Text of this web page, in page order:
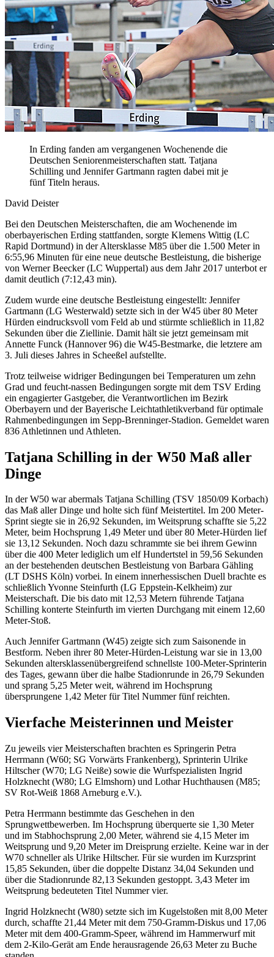
In Erding fanden am vergangenen Wochenende die
Deutschen Seniorenmeisterschaften statt. Tatjana
Schilling und Jennifer Gartmann ragten dabei mit je
fünf Titeln heraus.
David Deister
Bei den Deutschen Meisterschaften, die am Wochenende im
oberbayerischen Erding stattfanden, sorgte Klemens Wittig (LC
Rapid Dortmund) in der Altersklasse M85 über die 1.500 Meter in
6:55,96 Minuten für eine neue deutsche Bestleistung, die bisherige
von Werner Beecker (LC Wuppertal) aus dem Jahr 2017 unterbot er
damit deutlich (7:12,43 min).
Zudem wurde eine deutsche Bestleistung eingestellt: Jennifer
Gartmann (LG Westerwald) setzte sich in der W45 über 80 Meter
Hürden eindrucksvoll vom Feld ab und stürmte schließlich in 11,82
Sekunden über die Ziellinie. Damit hält sie jetzt gemeinsam mit
Annette Funck (Hannover 96) die W45-Bestmarke, die letztere am
3. Juli dieses Jahres in Scheeßel aufstellte.
Trotz teilweise widriger Bedingungen bei Temperaturen um zehn
Grad und feucht-nassen Bedingungen sorgte mit dem TSV Erding
ein engagierter Gastgeber, die Verantwortlichen im Bezirk
Oberbayern und der Bayerische Leichtathletikverband für optimale
Rahmenbedingungen im Sepp-Brenninger-Stadion. Gemeldet waren
836 Athletinnen und Athleten.
Tatjana Schilling in der W50 Maß aller
Dinge
In der W50 war abermals Tatjana Schilling (TSV 1850/09 Korbach)
das Maß aller Dinge und holte sich fünf Meistertitel. Im 200 Meter-
Sprint siegte sie in 26,92 Sekunden, im Weitsprung schaffte sie 5,22
Meter, beim Hochsprung 1,49 Meter und über 80 Meter-Hürden lief
sie 13,12 Sekunden. Noch dazu schrammte sie bei ihrem Gewinn
über die 400 Meter lediglich um elf Hundertstel in 59,56 Sekunden
an der bestehenden deutschen Bestleistung von Barbara Gähling
(LT DSHS Köln) vorbei. In einem innerhessischen Duell brachte es
schließlich Yvonne Steinfurth (LG Eppstein-Kelkheim) zur
Meisterschaft. Die bis dato mit 12,53 Metern führende Tatjana
Schilling konterte Steinfurth im vierten Durchgang mit einem 12,60
Meter-Stoß.
Auch Jennifer Gartmann (W45) zeigte sich zum Saisonende in
Bestform. Neben ihrer 80 Meter-Hürden-Leistung war sie in 13,00
Sekunden altersklassenübergreifend schnellste 100-Meter-Sprinterin
des Tages, gewann über die halbe Stadionrunde in 26,79 Sekunden
und sprang 5,25 Meter weit, während im Hochsprung
übersprungene 1,42 Meter für Titel Nummer fünf reichten.
Vierfache Meisterinnen und Meister
Zu jeweils vier Meisterschaften brachten es Springerin Petra
Herrmann (W60; SG Vorwärts Frankenberg), Sprinterin Ulrike
Hiltscher (W70; LG Neiße) sowie die Wurfspezialisten Ingrid
Holzknecht (W80; LG Elmshorn) und Lothar Huchthausen (M85;
SV Rot-Weiß 1868 Arneburg e.V.).
Petra Herrmann bestimmte das Geschehen in den
Sprungwettbewerben. Im Hochsprung überquerte sie 1,30 Meter
und im Stabhochsprung 2,00 Meter, während sie 4,15 Meter im
Weitsprung und 9,20 Meter im Dreisprung erzielte. Keine war in der
W70 schneller als Ulrike Hiltscher. Für sie wurden im Kurzsprint
15,85 Sekunden, über die doppelte Distanz 34,04 Sekunden und
über die Stadionrunde 82,13 Sekunden gestoppt. 3,43 Meter im
Weitsprung bedeuteten Titel Nummer vier.
Ingrid Holzknecht (W80) setzte sich im Kugelstoßen mit 8,00 Meter
durch, schaffte 21,44 Meter mit dem 750-Gramm-Diskus und 17,06
Meter mit dem 400-Gramm-Speer, während im Hammerwurf mit
dem 2-Kilo-Gerät am Ende herausragende 26,63 Meter zu Buche